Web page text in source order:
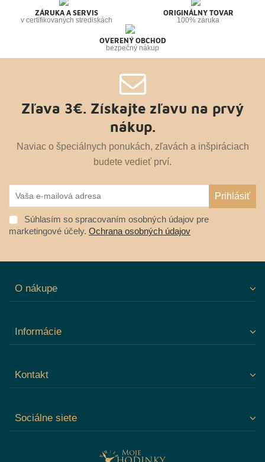
ZÁRUKA A SERVIS
v certifikovaných strediskách
ORIGINÁLNY TOVAR
100% záruka
OVERENÝ OBCHOD
bezpečný nákup
Zľava 3€. Získajte zľavu na prvý
nákup.
Naviac o špeciálnych ponukách, zľavách a inšpiráciach
budete vedieť prví.
Súhlasím so spracovaním osobných údajov pre
marketingové účely. Ochrana osobných údajov
O nákupe
Informácie
Kontakt
Sociálne siete